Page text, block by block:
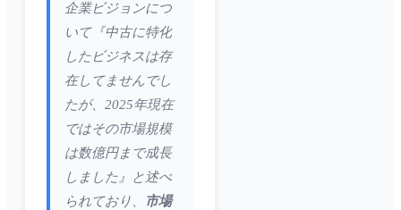
企業ビジョンにつ
いて『中古に特化
したビジネスは存
在してませんでし
たが、2025年現在
ではその市場規模
は数億円まで成長
しました』と述べ
られており、
市場